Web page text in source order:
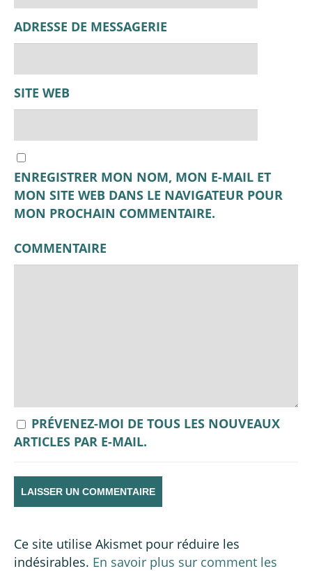
ADRESSE DE MESSAGERIE
SITE WEB
ENREGISTRER MON NOM, MON E-MAIL ET
MON SITE WEB DANS LE NAVIGATEUR POUR
MON PROCHAIN COMMENTAIRE.
COMMENTAIRE
PRÉVENEZ-MOI DE TOUS LES NOUVEAUX
ARTICLES PAR E-MAIL.
Ce site utilise Akismet pour réduire les
indésirables. En savoir plus sur comment les